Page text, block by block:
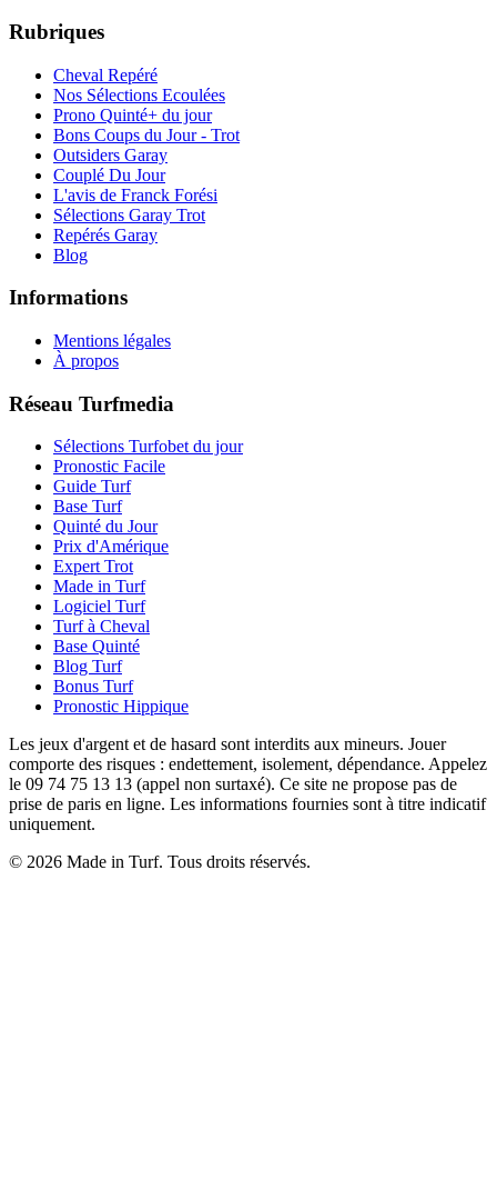
Rubriques
Cheval Repéré
Nos Sélections Ecoulées
Prono Quinté+ du jour
Bons Coups du Jour - Trot
Outsiders Garay
Couplé Du Jour
L'avis de Franck Forési
Sélections Garay Trot
Repérés Garay
Blog
Informations
Mentions légales
À propos
Réseau Turfmedia
Sélections Turfobet du jour
Pronostic Facile
Guide Turf
Base Turf
Quinté du Jour
Prix d'Amérique
Expert Trot
Made in Turf
Logiciel Turf
Turf à Cheval
Base Quinté
Blog Turf
Bonus Turf
Pronostic Hippique
Les jeux d'argent et de hasard sont interdits aux mineurs. Jouer
comporte des risques : endettement, isolement, dépendance. Appelez
le 09 74 75 13 13 (appel non surtaxé). Ce site ne propose pas de
prise de paris en ligne. Les informations fournies sont à titre indicatif
uniquement.
© 2026 Made in Turf. Tous droits réservés.